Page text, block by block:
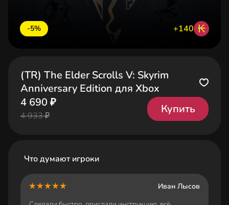
-5% +140 ₭
(TR) The Elder Scrolls V: Skyrim
Anniversary Edition для Xbox
4 690 ₽
4 933 ₽
Купить
Что думают игроки
Иван Лысов